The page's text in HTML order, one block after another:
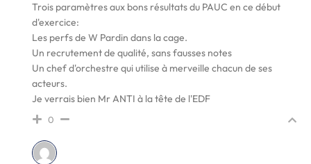
Trois paramètres aux bons résultats du PAUC en ce début
d'exercice:
Les perfs de W Pardin dans la cage.
Un recrutement de qualité, sans fausses notes
Un chef d'orchestre qui utilise à merveille chacun de ses
acteurs.
Je verrais bien Mr ANTI à la tête de l'EDF
0